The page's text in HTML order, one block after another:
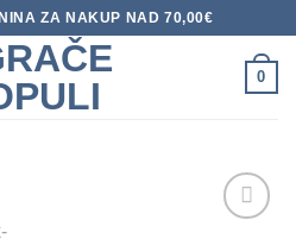
ZA NAKUP NAD 70,00€
0